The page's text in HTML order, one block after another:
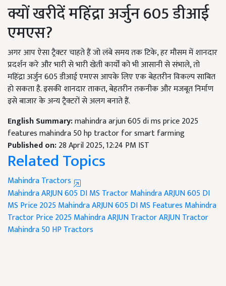
क्यों खरीदें महिंद्रा अर्जुन 605 डीआई
एमएस?
अगर आप ऐसा ट्रैक्टर चाहते हैं जो लंबे समय तक टिके, हर मौसम में शानदार
प्रदर्शन करे और भारी से भारी खेती कार्यों को भी आसानी से संभाले, तो
महिंद्रा अर्जुन 605 डीआई एमएस आपके लिए एक बेहतरीन विकल्प साबित
हो सकता है. इसकी शानदार ताकत, बेहतरीन तकनीक और मजबूत निर्माण
इसे बाजार के अन्य ट्रैक्टरों से अलग बनाते हैं.
English Summary:mahindra arjun 605 di ms price 2025
features mahindra 50 hp tractor for smart farming
Published on:28 April 2025, 12:24 PM IST
Related Topics
Mahindra Tractors
Mahindra ARJUN 605 DI MS TractorMahindra ARJUN 605 DI
MS Price 2025Mahindra ARJUN 605 DI MS Features Mahindra
Tractor Price 2025Mahindra ARJUN TractorARJUN Tractor
Mahindra 50 HP Tractors